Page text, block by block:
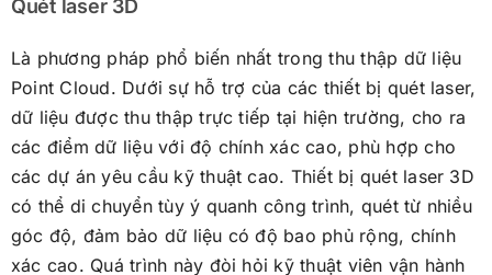
Quét laser 3D
Là phương pháp phổ biến nhất trong thu thập dữ liệu
Point Cloud. Dưới sự hỗ trợ của các thiết bị quét laser,
dữ liệu được thu thập trực tiếp tại hiện trường, cho ra
các điểm dữ liệu với độ chính xác cao, phù hợp cho
các dự án yêu cầu kỹ thuật cao. Thiết bị quét laser 3D
có thể di chuyển tùy ý quanh công trình, quét từ nhiều
góc độ, đảm bảo dữ liệu có độ bao phủ rộng, chính
xác cao. Quá trình này đòi hỏi kỹ thuật viên vận hành